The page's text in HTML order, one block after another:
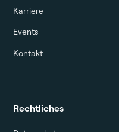
Karriere
Events
Kontakt
Rechtliches